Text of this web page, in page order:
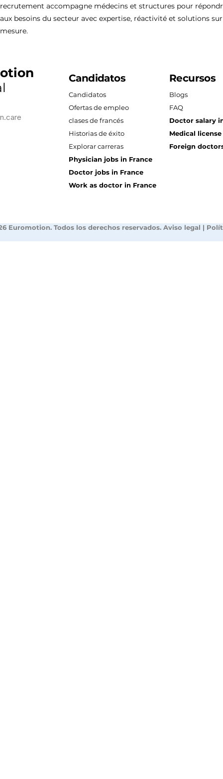
recrutement accompagne médecins et structures pour
aux besoins du secteur avec expertise, réactivité et solutions sur
mesure.
Candidatos
Candidatos
Ofertas de empleo
clases de francés
Historias de éxito
Explorar carreras
Physician jobs in France
Doctor jobs in France
Work as doctor in France
Recursos
Blogs
FAQ
Doctor salary
Medical
Foreign
Euromotion. Todos los derechos reservados. Aviso legal |